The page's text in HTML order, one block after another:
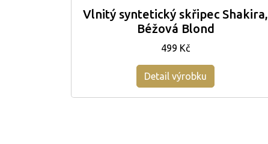
Vlnitý syntetický skřipec Shakira,
Béžová Blond
499 Kč
Detail výrobku